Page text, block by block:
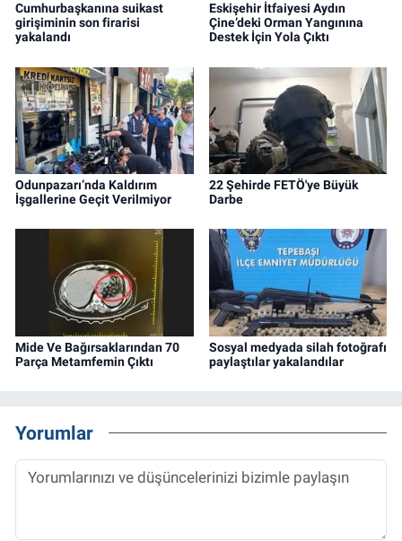
Cumhurbaşkanına suikast
girişiminin son firarisi
yakalandı
Eskişehir İtfaiyesi Aydın
Çine’deki Orman Yangınına
Destek İçin Yola Çıktı
Odunpazarı’nda Kaldırım
İşgallerine Geçit Verilmiyor
22 Şehirde FETÖ'ye Büyük
Darbe
Mide Ve Bağırsaklarından 70
Parça Metamfemin Çıktı
Sosyal medyada silah fotoğrafı
paylaştılar yakalandılar
Yorumlar